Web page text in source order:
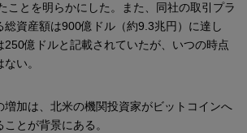
ことを明らかにした。また、同社の取引プラ
総資産額は900億ドル（約9.3兆円）に達し
250億ドルと記載されていたが、いつの時点
い。
増加は、北米の機関投資家がビットコインへ
とが背景にある。